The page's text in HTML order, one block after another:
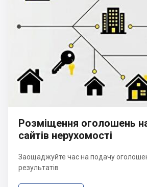
Розміщення оголошень
сайтів нерухомості
Заощаджуйте час на подачу
результатів